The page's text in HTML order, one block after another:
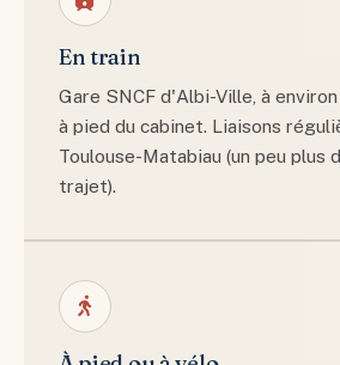
En train
Gare SNCF d'Albi-Ville, à
à pied du cabinet. Liaisons
Toulouse-Matabiau (un peu plus
trajet).